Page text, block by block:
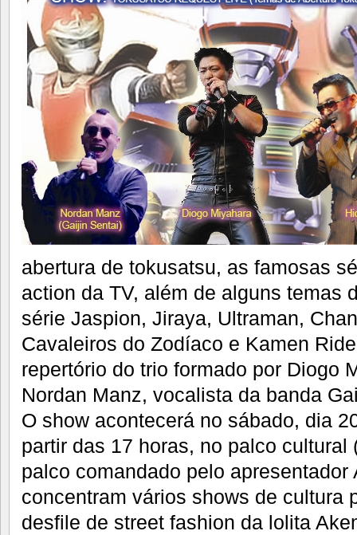
abertura de tokusatsu, as famosas
action da TV, além de alguns temas
série Jaspion, Jiraya, Ultraman,
Cavaleiros do Zodíaco e Kamen
repertório do trio formado por Diogo
Nordan Manz, vocalista da banda
O show acontecerá no sábado, dia
partir das 17 horas, no palco cultural
palco comandado pelo apresentador
concentram vários shows de cultura
desfile de street fashion da lolita